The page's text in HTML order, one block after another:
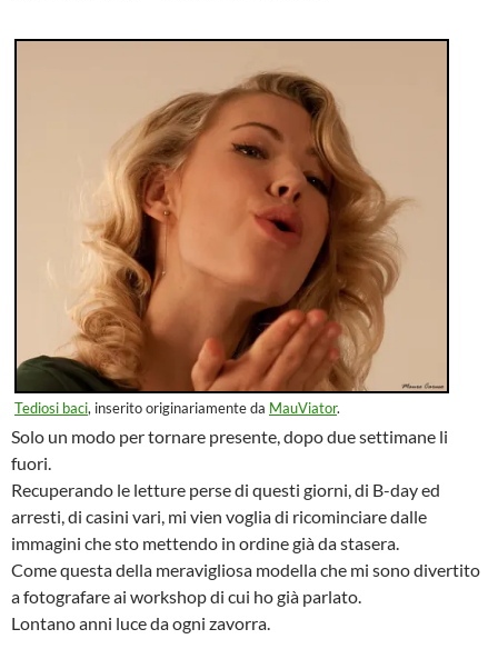
Tediosi baci, inserito originariamente da MauViator.
Solo un modo per tornare presente, dopo due settimane li
fuori.
Recuperando le letture perse di questi giorni, di B-day ed
arresti, di casini vari, mi vien voglia di ricominciare dalle
immagini che sto mettendo in ordine già da stasera.
Come questa della meravigliosa modella che mi sono divertito
a fotografare ai workshop di cui ho già parlato.
Lontano anni luce da ogni zavorra.